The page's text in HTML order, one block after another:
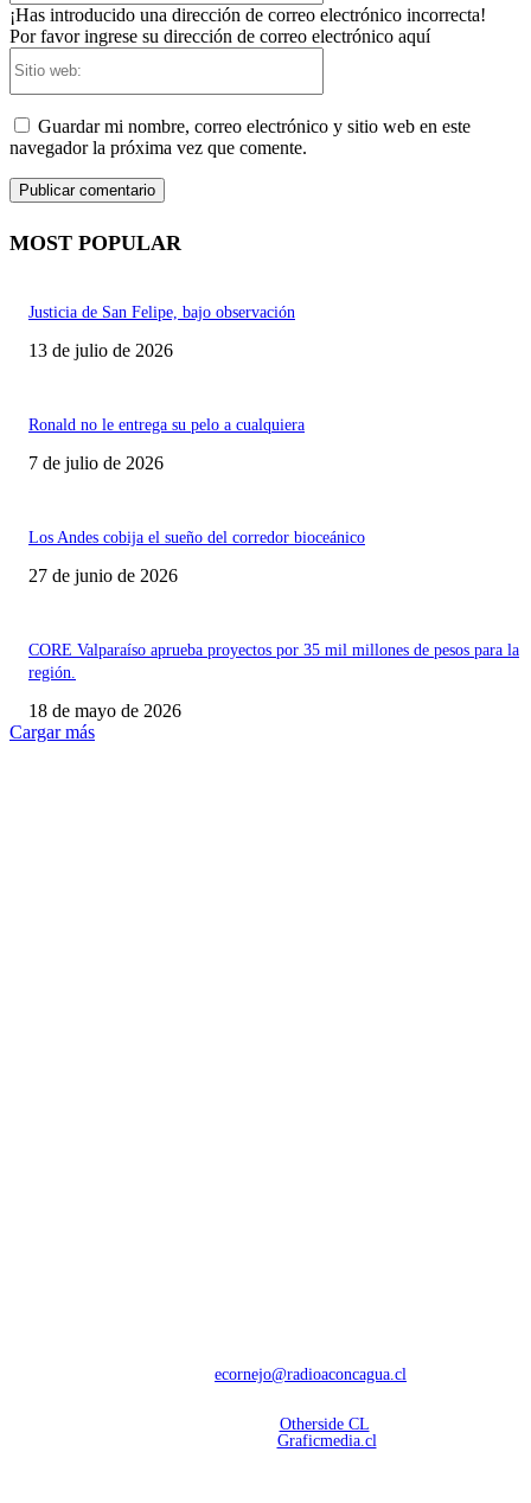
¡Has introducido una dirección de correo electrónico incorrecta!
Por favor ingrese su dirección de correo electrónico aquí
Guardar mi nombre, correo electrónico y sitio web en este
navegador la próxima vez que comente.
MOST POPULAR
Justicia de San Felipe, bajo observación
13 de julio de 2026
Ronald no le entrega su pelo a cualquiera
7 de julio de 2026
Los Andes cobija el sueño del corredor bioceánico
27 de junio de 2026
CORE Valparaíso aprueba proyectos por 35 mil millones de pesos para la
región.
18 de mayo de 2026
Cargar más
ecornejo@radioaconcagua.cl
Otherside CL
Graficmedia.cl